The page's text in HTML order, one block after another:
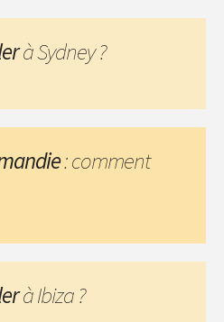
à Sydney ?
: comment
à Ibiza ?